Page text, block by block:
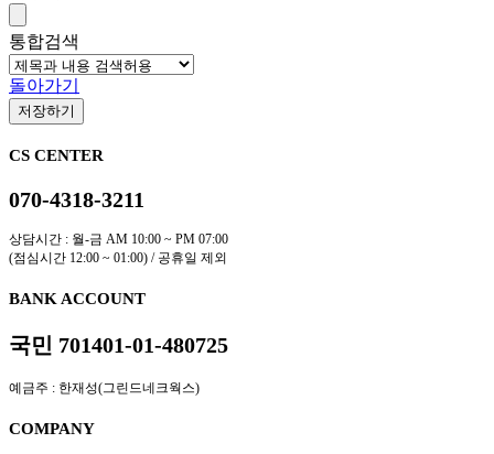
통합검색
돌아가기
저장하기
CS CENTER
070-4318-3211
상담시간 : 월-금 AM 10:00 ~ PM 07:00
(점심시간 12:00 ~ 01:00) / 공휴일 제외
BANK ACCOUNT
국민 701401-01-480725
예금주 : 한재성(그린드네크웍스)
COMPANY